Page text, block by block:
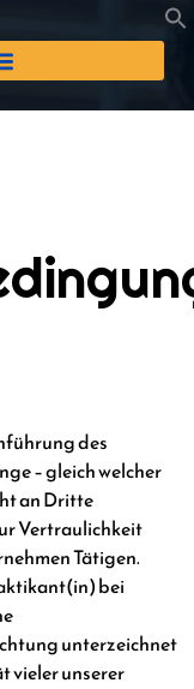
des
– gleich welcher
an Dritte
Vertraulichkeit
Tätigen.
bei
unterzeichnet
vieler unserer